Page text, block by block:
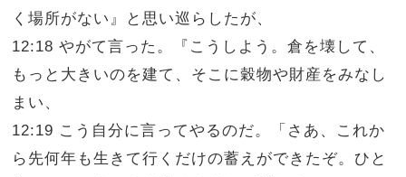
く場所がない』と思い巡らしたが、
12:18 やがて言った。『こうしよう。倉を壊して、
もっと大きいのを建て、そこに穀物や財産をみなし
まい、
12:19 こう自分に言ってやるのだ。「さあ、これか
ら先何年も生きて行くだけの蓄えができたぞ。ひと